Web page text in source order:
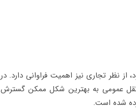
نظر تجاری نیز اهمیت فراوانی دارد. در
عمومی به بهترین شکل ممکن گسترش